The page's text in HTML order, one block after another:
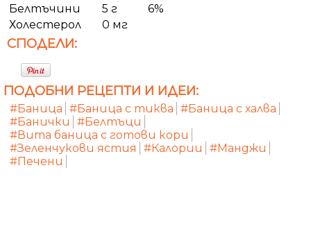
Белтъчини
5 г
6%
Холестерол
0 мг
СПОДЕЛИ:
ПОДОБНИ РЕЦЕПТИ И ИДЕИ:
#Баница #Баница с тиква #Баница с халва
#Банички
#Белтъци
#Вита баница с готови кори
#Зеленчукови ястия
#Калории
#Манджи
#Печени